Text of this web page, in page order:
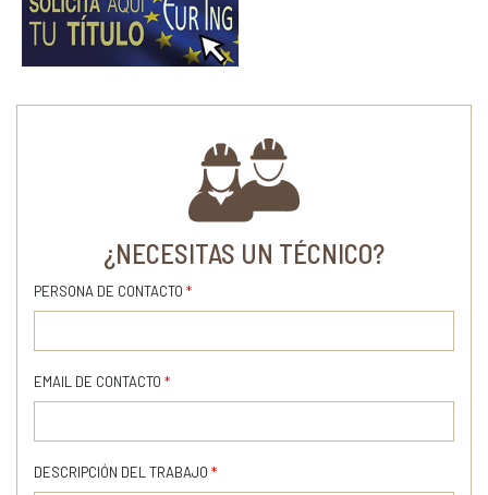
¿NECESITAS UN TÉCNICO?
PERSONA DE CONTACTO *
EMAIL DE CONTACTO *
DESCRIPCIÓN DEL TRABAJO *